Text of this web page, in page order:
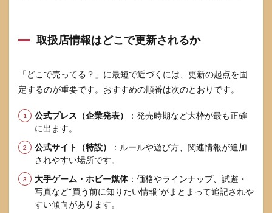
スタ
トな
ど
初め
てな
らス
ター
トセ
ット
を軸
に考
える
取扱店情報はどこで更新されるか
「どこで売ってる？」に最短で近づくには、更新の起点を固
定するのが重要です。おすすめの順番は次のとおりです。
公式プレス（企業発表）
：発売時期など大枠が最も正確
に出ます。
公式サイト（特設）
：ルールや遊び方、関連情報が追加
されやすい場所です。
大手ゲーム・ホビー媒体：価格やラインナップ、試遊・
写真など“買う前に知りたい情報”がまとまって追記されや
すい傾向があります。